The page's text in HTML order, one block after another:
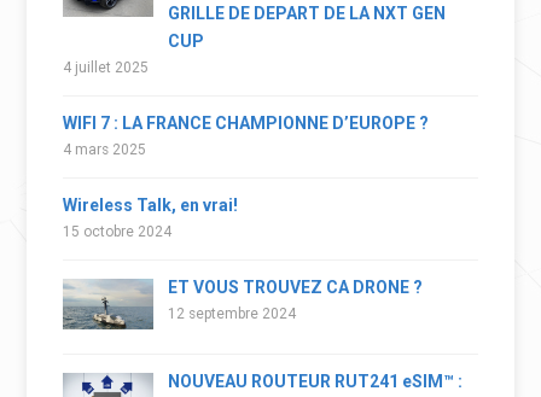
GRILLE DE DEPART DE LA NXT GEN
CUP
4 juillet 2025
WIFI 7 : LA FRANCE CHAMPIONNE D’EUROPE ?
4 mars 2025
Wireless Talk, en vrai!
15 octobre 2024
ET VOUS TROUVEZ CA DRONE ?
12 septembre 2024
NOUVEAU ROUTEUR RUT241 eSIM™ :